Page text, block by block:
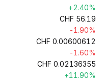
+2.40%
CHF 56.19
-1.90%
CHF 0.00600612
-1.60%
CHF 0.02136355
+11.90%